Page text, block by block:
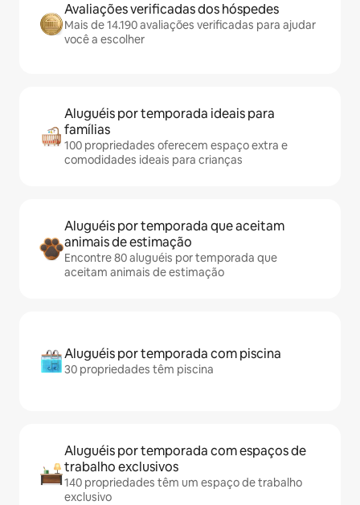
Avaliações verificadas dos hóspedes
Mais de 14.190 avaliações verificadas para ajudar
você a escolher
Aluguéis por temporada ideais para
famílias
100 propriedades oferecem espaço extra e
comodidades ideais para crianças
Aluguéis por temporada que aceitam
animais de estimação
Encontre 80 aluguéis por temporada que
aceitam animais de estimação
Aluguéis por temporada com piscina
30 propriedades têm piscina
Aluguéis por temporada com espaços de
trabalho exclusivos
140 propriedades têm um espaço de trabalho
exclusivo